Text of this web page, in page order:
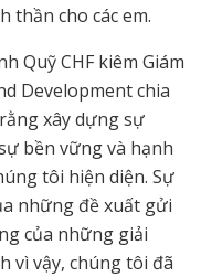
thần cho các em.
Quỹ CHF kiêm Giám
Development chia
xây dựng sự
bền vững và hạnh
tôi hiện diện. Sự
những đề xuất gửi
của những giải
vì vậy, chúng tôi đã